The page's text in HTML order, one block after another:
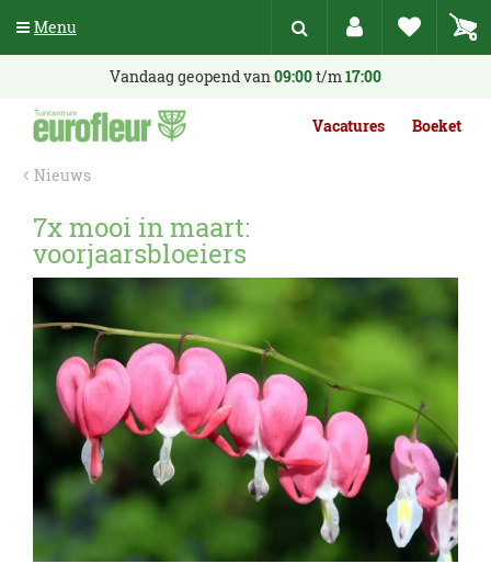
n
Nieuws
Vandaag geopend van09:00t/m17:00
Vacatures Boeket
7x mooi in maart:
voorjaarsbloeiers
Menu